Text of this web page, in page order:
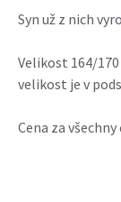
Syn už z nich
Velikost 164/
velikost je v
Cena za